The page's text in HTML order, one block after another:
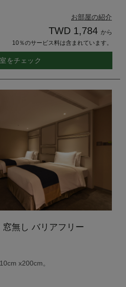
お部屋の紹介
TWD 1,784 から
10％のサービス料は含まれています。
をチェック
無し バリアフリー
x200cm。